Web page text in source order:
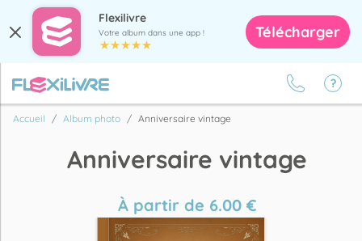
Flexilivre
Votre album dans une app ! Télécharger
Accueil Album photo Anniversaire vintage
Anniversaire vintage
À partir de 6.00€